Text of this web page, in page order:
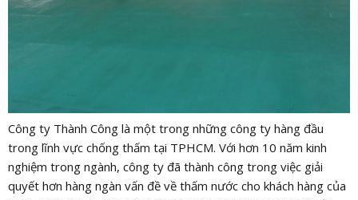
Công ty Thành Công là một trong những công ty hàng đầu
trong lĩnh vực chống thấm tại TPHCM. Với hơn 10 năm kinh
nghiệm trong ngành, công ty đã thành công trong việc giải
quyết hơn hàng ngàn vấn đề về thấm nước cho khách hàng của